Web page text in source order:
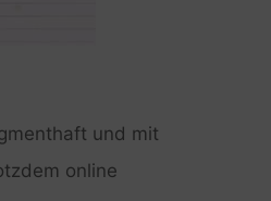
und mit
online